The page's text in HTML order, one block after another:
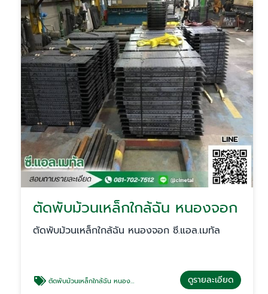
ตัดพับม้วนเหล็กใกล้ฉัน หนองจอก
ตัดพับม้วนเหล็กใกล้ฉัน หนองจอก ซี.แอล.เมทัล
ตัดพับม้วนเหล็กใกล้ฉัน หนองจอก ดูรายละเอียด